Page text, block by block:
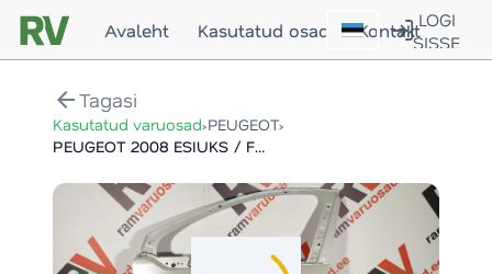
Avaleht Kasutatud osad KontaktLOGI
SISSE
arrow_backTagasi
Kasutatud varuosad›PEUGEOT›
PEUGEOT 2008 ESIUKS / FRONT DOOR